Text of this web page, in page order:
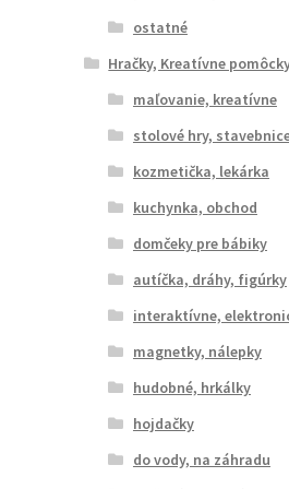
ostatné
Hračky, Kreatívne
maľovanie, kreatívne
stolové hry,
kozmetička, lekárka
kuchynka, obchod
domčeky pre bábiky
autíčka, dráhy, figúrky
interaktívne,
magnetky, nálepky
hudobné, hrkálky
hojdačky
do vody, na záhradu